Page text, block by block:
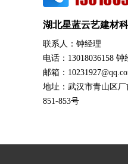
湖北星蓝云艺建材
联系人：钟经理
电话：13018036158 钟
邮箱：
地址：武汉市青山区厂
851-853号